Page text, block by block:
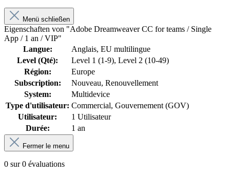
Menü schließen
Eigenschaften von "Adobe Dreamweaver CC for teams / Single
App / 1 an / VIP"
Langue:
Anglais, EU multilingue
Level (Qté):
Level 1 (1-9), Level 2 (10-49)
Région:
Europe
Subscription:
Nouveau, Renouvellement
System:
Multidevice
Type d'utilisateur: Commercial, Gouvernement (GOV)
Utilisateur:
1 Utilisateur
Durée:
1 an
Fermer le menu
0 sur 0 évaluations